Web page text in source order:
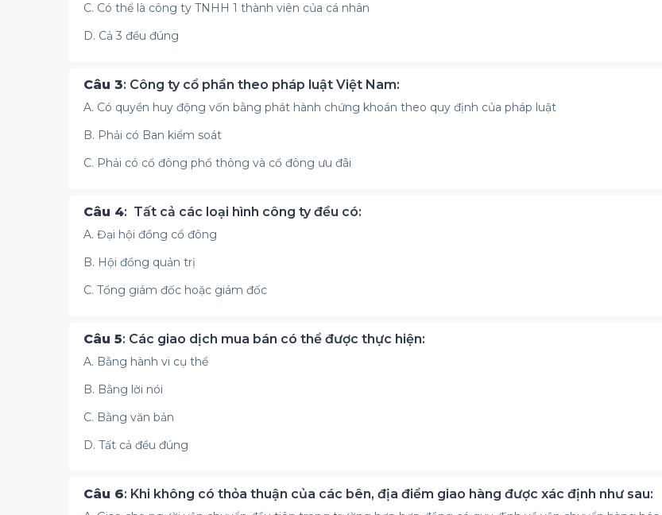
C. Có thể là công ty TNHH 1 thành viên của cá nhân
D. Cả 3 đều đúng
Câu 3: Công ty cổ phần theo pháp luật Việt Nam:
A. Có quyền huy động vốn bằng phát hành chứng khoán theo quy định của pháp luật
B. Phải có Ban kiểm soát
C. Phải có cổ đông phổ thông và cổ đông ưu đãi
Câu 4: Tất cả các loại hình công ty đều có:
A. Đại hội đồng cổ đông
B. Hội đồng quản trị
C. Tổng giám đốc hoặc giám đốc
Câu 5: Các giao dịch mua bán có thể được thực hiện:
A. Bằng hành vi cụ thể
B. Bằng lời nói
C. Bằng văn bản
D. Tất cả đều đúng
Câu 6: Khi không có thỏa thuận của các bên, địa điểm giao hàng được xác định như sau: